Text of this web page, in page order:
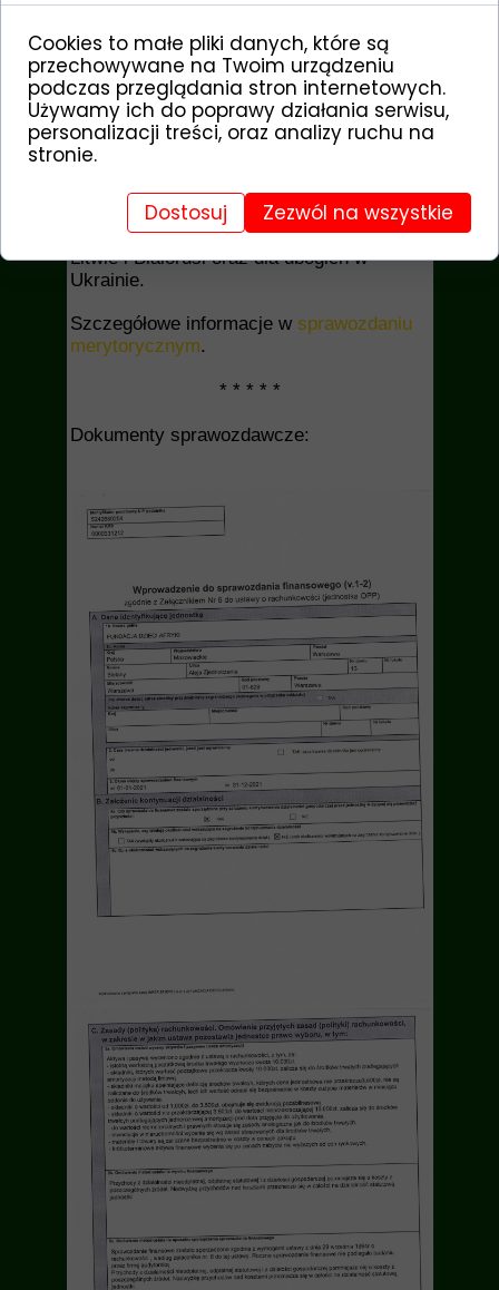
Fundacja przeprowadziła zbiórkę darów
rzeczowych „Kosmetyki do Afryki”
2021/229/OR , polegającą na pozyskaniu
środków higienicznych dla sierocińca w
Kamerunie. Zebrano 2.437 kg darów, z
czego większość przetransportowano do
Kamerunu, część dla ubogich Polaków na
Litwie i Białorusi oraz dla ubogich w
Ukrainie.
Szczegółowe informacje w sprawozdaniu
merytorycznym.
* * * * *
Dokumenty sprawozdawcze:
Cookies to małe pliki danych, które są
przechowywane na Twoim urządzeniu
podczas przeglądania stron internetowych.
Używamy ich do poprawy działania serwisu,
personalizacji treści, oraz analizy ruchu na
stronie.
Dostosuj Zezwól na wszystkie